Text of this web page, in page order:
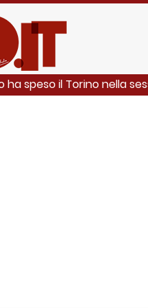
speso il Torino nella